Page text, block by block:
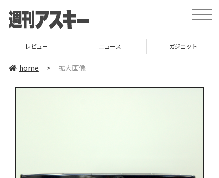
toggle
レビュー ニュース ガジェット
home > 拡大画像